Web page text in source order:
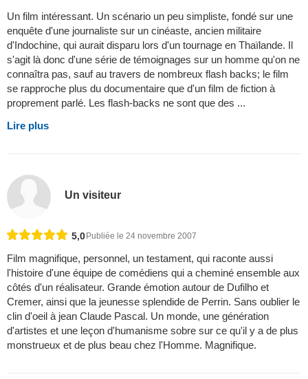
Un film intéressant. Un scénario un peu simpliste, fondé sur une
enquête d'une journaliste sur un cinéaste, ancien militaire
d'Indochine, qui aurait disparu lors d'un tournage en Thaïlande. Il
s'agit là donc d'une série de témoignages sur un homme qu'on ne
connaîtra pas, sauf au travers de nombreux flash backs; le film
se rapproche plus du documentaire que d'un film de fiction à
proprement parlé. Les flash-backs ne sont que des ...
Lire plus
Un visiteur
5,0Publiée le 24 novembre 2007
Film magnifique, personnel, un testament, qui raconte aussi
l'histoire d'une équipe de comédiens qui a cheminé ensemble aux
côtés d'un réalisateur. Grande émotion autour de Dufilho et
Cremer, ainsi que la jeunesse splendide de Perrin. Sans oublier le
clin d'oeil à jean Claude Pascal. Un monde, une génération
d'artistes et une leçon d'humanisme sobre sur ce qu'il y a de plus
monstrueux et de plus beau chez l'Homme. Magnifique.